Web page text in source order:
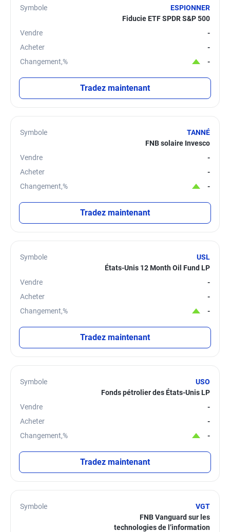
Symbole
ESPIONNER
Fiducie ETF SPDR S&P 500
Vendre
-
Acheter
-
Changement,%
-
Tradez maintenant
Symbole
TANNÉ
FNB solaire Invesco
Vendre
-
Acheter
-
Changement,%
-
Tradez maintenant
Symbole
USL
États-Unis 12 Month Oil Fund LP
Vendre
-
Acheter
-
Changement,%
-
Tradez maintenant
Symbole
USO
Fonds pétrolier des États-Unis LP
Vendre
-
Acheter
-
Changement,%
-
Tradez maintenant
Symbole
VGT
FNB Vanguard sur les
technologies de l’information